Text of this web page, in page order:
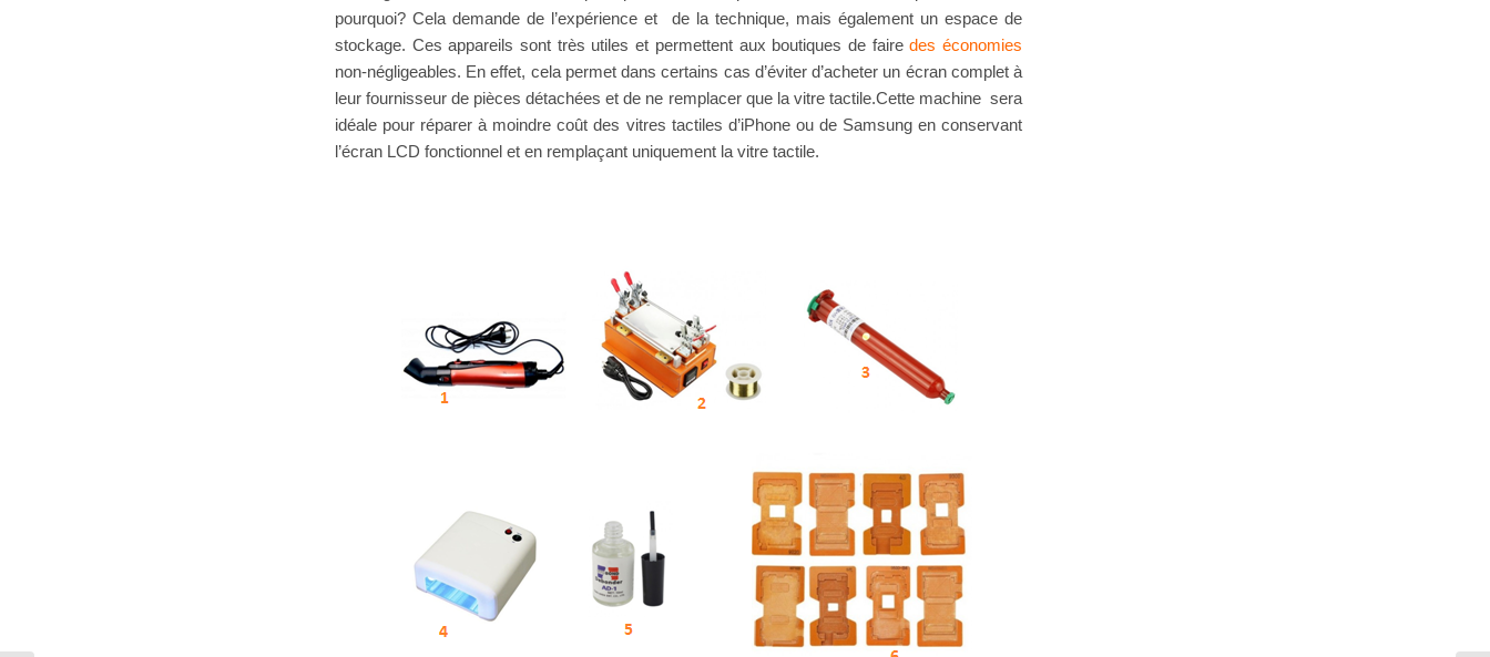
pourquoi? Cela demande de l’expérience et de la technique, mais également un espace de
stockage. Ces appareils sont très utiles et permettent aux boutiques de fairedes économies
non-négligeables. En effet, cela permet dans certains cas d’éviter d’acheter un écran complet à
leur fournisseur de pièces détachées et de ne remplacer que la vitre tactile.Cette machine sera
idéale pour réparer à moindre coût des vitres tactiles d’iPhone ou de Samsung en conservant
l’écran LCD fonctionnel et en remplaçant uniquement la vitre tactile.